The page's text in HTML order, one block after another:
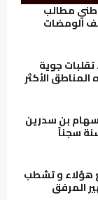
مطالب
الومضات
جوية
المناطق الأكثر
سهام بن سدرين
رغم الحكم بـ25 سنة سجناً
هؤلاء و تشطب
المرفق